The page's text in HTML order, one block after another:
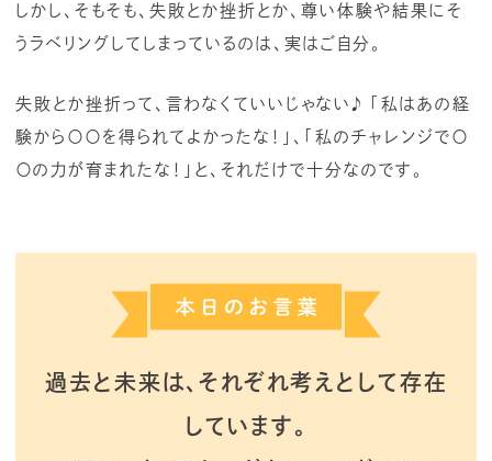
しかし、そもそも、失敗とか挫折とか、尊い体験や結果にそ
うラベリングしてしまっているのは、実はご自分。
失敗とか挫折って、言わなくていいじゃない♪ 「私はあの経
験から〇〇を得られてよかったな！」、「私のチャレンジで〇
〇の力が育まれたな！」と、それだけで十分なのです。
過去と未来は、それぞれ考えとして存在
しています。